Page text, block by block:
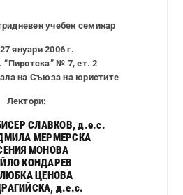
учебен семинар
януари 2006 г.
“Пиротска” № 7, ет. 2
на Съюза на юристите
Лектори:
СЛАВКОВ, д.е.с.
МЕРМЕРСКА
МОНОВА
КОНДАРЕВ
ЦЕНОВА
д.е.с.